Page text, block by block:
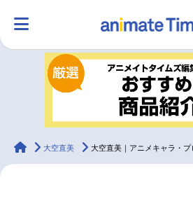
ランキング ア
ラジオ みんなの声
animateTimes
大空直美 大空直美｜アニメキャラ・プロフ